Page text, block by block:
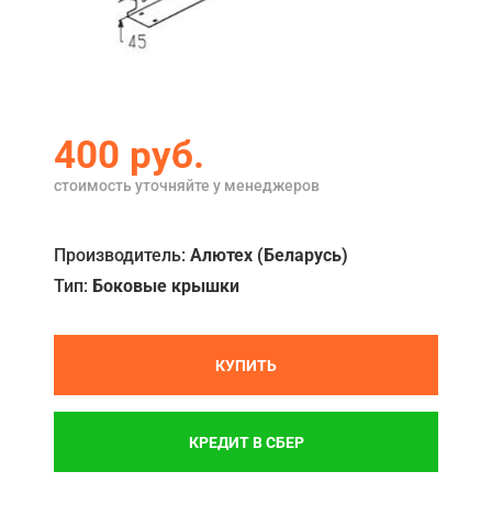
Примеры работ
Кредит
О компании
Отзывы
400 руб.
стоимость уточняйте у менеджеров
Производитель: Алютех (Беларусь)
Тип: Боковые крышки
КУПИТЬ
КРЕДИТ В СБЕР